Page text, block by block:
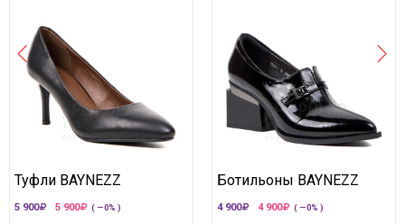
Туфли BAYNEZZ
5 900 5 900 ( —0% )
Ботильоны BAYNEZZ
4 900 4 900 ( —0% )